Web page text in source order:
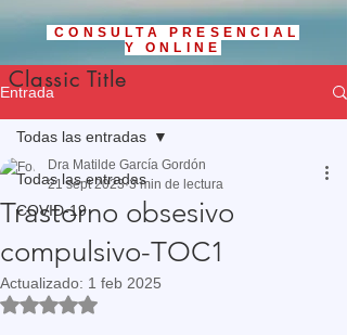
CONSULTA PRESENCIAL
Y ONLINE
Entrada
Todas las entradas
COVID-19
Todas las entradas
Trastorno obsesivo
compulsivo-TOC1
Dra Matilde García Gordón
21 sept 2023 3 min de lectura
Actualizado: 1 feb 2025
Obtuvo NaN de 5 estrellas.
Classic Title